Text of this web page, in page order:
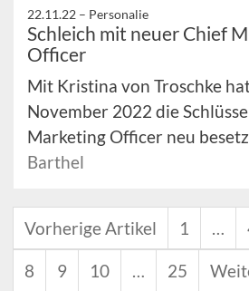
22.11.22 – Personalie
Schleich mit neuer Chief
Officer
Mit Kristina von Troschke
November 2022 die
Marketing Officer neu
Barthel
Vorherige Artikel 1 …
8 9 10 … 25